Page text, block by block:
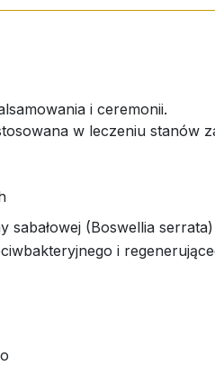
i ceremonii.
w leczeniu stanów
sabałowej (Boswellia
i